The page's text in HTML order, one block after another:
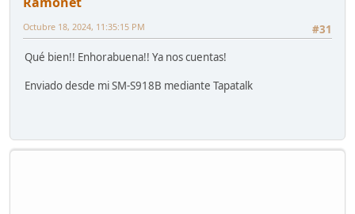
#31
Octubre 18, 2024, 11:35:15 PM
Qué bien!! Enhorabuena!! Ya nos cuentas!
Enviado desde mi SM-S918B mediante Tapatalk